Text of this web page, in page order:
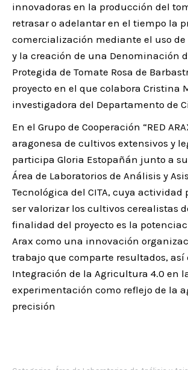
innovadoras en la producción del
retrasar o adelantar en el tiempo la
comercialización mediante el uso de
y la creación de una Denominación
Protegida de Tomate Rosa de
proyecto en el que colabora Cristina
investigadora del Departamento de
En el Grupo de Cooperación “RED
aragonesa de cultivos extensivos y
participa Gloria Estopañán junto a
Área de Laboratorios de Análisis y
Tecnológica del CITA, cuya actividad
ser valorizar los cultivos cerealistas
finalidad del proyecto es la
Arax como una innovación
trabajo que comparte resultados, así
Integración de la Agricultura 4.0 en
experimentación como reflejo de la
precisión